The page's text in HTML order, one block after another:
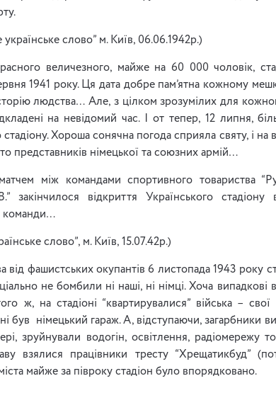
слово” м. Київ, 06.06.1942р.)
величезного, майже на 60 000 чоловік,
1941 року. Ця дата добре пам’ятна кожному
людства… Але, з цілком зрозумілих для
на невідомий час. І от тепер, 12 липня,
стадіону. Хороша сонячна погода сприяла святу, і на
представників німецької та союзних армій…
між командами спортивного товариства
закінчилося відкриття Українського
команди…
слово”, м. Київ, 15.07.42р.)
від фашистських окупантів 6 листопада 1943 року
не бомбили ні наші, ні німці. Хоча
ж, на стадіоні “квартирувалися” війська –
був німецький гараж. А, відступаючи, загарбники
зруйнували водогін, освітлення, радіомережу
взялися працівники тресту “Хрещатикбуд”
майже за півроку стадіон було впорядковано.